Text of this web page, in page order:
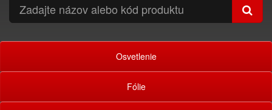
Osvetlenie
Fólie